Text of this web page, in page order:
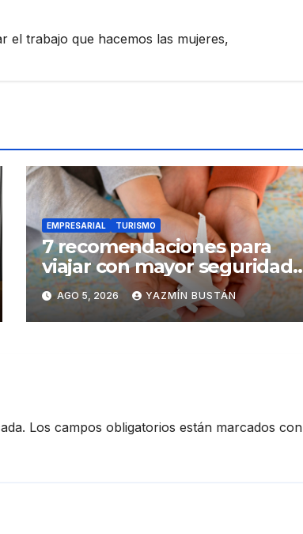
el trabajo que hacemos las mujeres,
EMPRESARIAL TURISMO
7 recomendaciones para
viajar con mayor seguridad
dentro y fuera del Ecuador
AGO 5, 2026 YAZMÍN BUSTÁN
Los campos obligatorios están marcados con